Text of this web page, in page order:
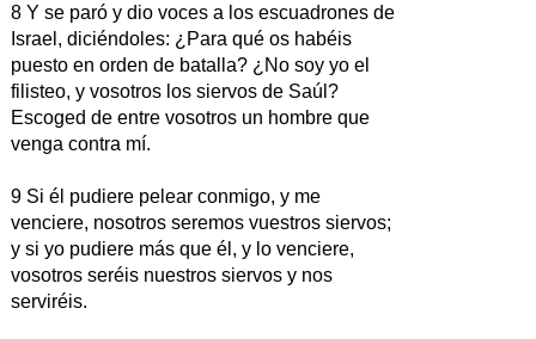
8 Y se paró y dio voces a los escuadrones de
Israel, diciéndoles: ¿Para qué os habéis
puesto en orden de batalla? ¿No soy yo el
filisteo, y vosotros los siervos de Saúl?
Escoged de entre vosotros un hombre que
venga contra mí.
9 Si él pudiere pelear conmigo, y me
venciere, nosotros seremos vuestros siervos;
y si yo pudiere más que él, y lo venciere,
vosotros seréis nuestros siervos y nos
serviréis.